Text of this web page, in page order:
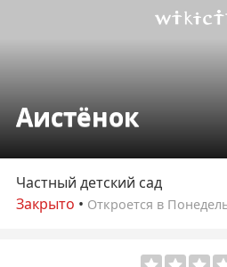
Аистёнок
Частный детский сад
Закрыто • Откроется в